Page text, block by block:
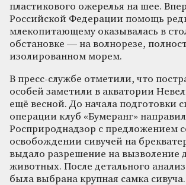
пластикового ожерелья на шее.
Российской Федерации помощь
млекопитающему оказывалась в
обстановке — на волнорезе,
изолированном морем.
В пресс-службе отметили, что
особей заметили в акватории
ещё весной. До начала подготовки
операции клуб «Бумеранг»
Росприроднадзор с предложением
освобождении сивучей на
выдало разрешение на вызволение
животных. После детального
была выбрана крупная самка сивуча.